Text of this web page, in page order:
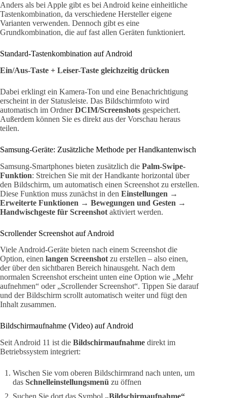
Anders als bei Apple gibt es bei Android keine einheitliche
Tastenkombination, da verschiedene Hersteller eigene
Varianten verwenden. Dennoch gibt es eine
Grundkombination, die auf fast allen Geräten funktioniert.
Standard-Tastenkombination auf Android
Ein/Aus-Taste + Leiser-Taste gleichzeitig drücken
Dabei erklingt ein Kamera-Ton und eine Benachrichtigung
erscheint in der Statusleiste. Das Bildschirmfoto wird
automatisch im OrdnerDCIM/Screenshots gespeichert.
Außerdem können Sie es direkt aus der Vorschau heraus
teilen.
Samsung-Geräte: Zusätzliche Methode per Handkantenwisch
Samsung-Smartphones bieten zusätzlich die Palm-Swipe-
Funktion: Streichen Sie mit der Handkante horizontal über
den Bildschirm, um automatisch einen Screenshot zu erstellen.
Diese Funktion muss zunächst in den Einstellungen →
Erweiterte Funktionen → Bewegungen und Gesten →
Handwischgeste für Screenshot aktiviert werden.
Scrollender Screenshot auf Android
Viele Android-Geräte bieten nach einem Screenshot die
Option, einen langen Screenshotzu erstellen – also einen,
der über den sichtbaren Bereich hinausgeht. Nach dem
normalen Screenshot erscheint unten eine Option wie „Mehr
aufnehmen“ oder „Scrollender Screenshot“. Tippen Sie darauf
und der Bildschirm scrollt automatisch weiter und fügt den
Inhalt zusammen.
Bildschirmaufnahme (Video) auf Android
Seit Android 11 ist die Bildschirmaufnahme direkt im
Betriebssystem integriert:
Wischen Sie vom oberen Bildschirmrand nach unten, um
das Schnelleinstellungsmenü zu öffnen